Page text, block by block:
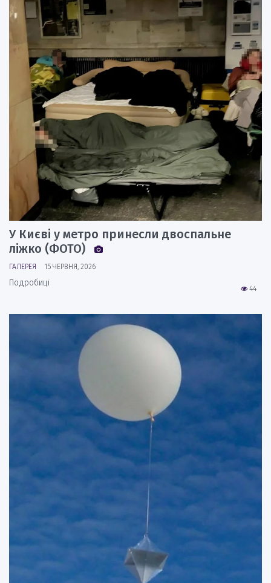
У Києві у метро принесли двоспальне
ліжко (ФОТО)
ГАЛЕРЕЯ 15 ЧЕРВНЯ, 2026
44
Подробиці